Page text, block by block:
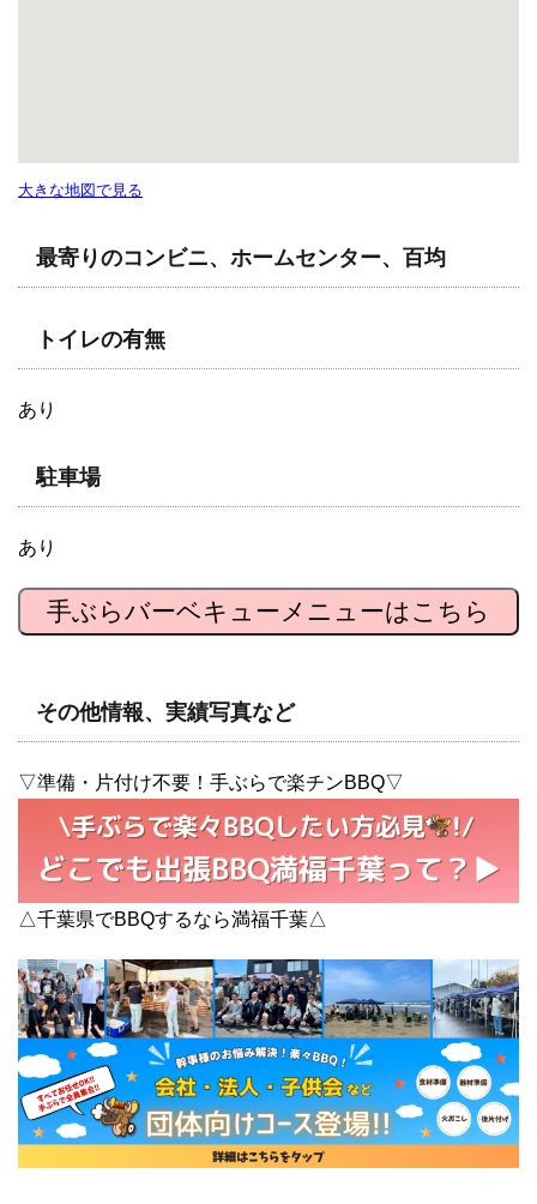
大きな地図で見る
最寄りのコンビニ、ホームセンター、百均
トイレの有無
あり
駐車場
あり
手ぶらバーベキューメニューはこちら
その他情報、実績写真など
▽準備・片付け不要！手ぶらで楽チンBBQ▽
△千葉県でBBQするなら満福千葉△